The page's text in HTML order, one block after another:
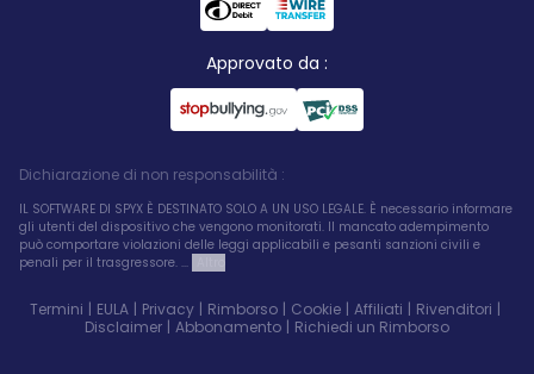
Approvato da :
Dichiarazione di non responsabilità :
IL SOFTWARE DI SPYX È DESTINATO SOLO A UN USO LEGALE. È necessario informare
gli utenti del dispositivo che vengono monitorati. Il mancato adempimento
può comportare violazioni delle leggi applicabili e pesanti sanzioni civili e
penali per il trasgressore. ...
Termini | EULA | Privacy | Rimborso | Cookie | Affiliati | Rivenditori |
Disclaimer | Abbonamento | Richiedi un Rimborso